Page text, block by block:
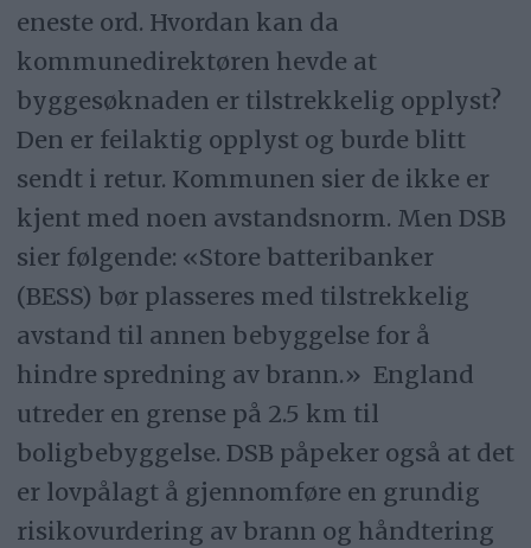
eneste ord. Hvordan kan da
kommunedirektøren hevde at
byggesøknaden er tilstrekkelig opplyst?
Den er feilaktig opplyst og burde blitt
sendt i retur. Kommunen sier de ikke er
kjent med noen avstandsnorm. Men DSB
sier følgende: «Store batteribanker
(BESS) bør plasseres med tilstrekkelig
avstand til annen bebyggelse for å
hindre spredning av brann.» England
utreder en grense på 2.5 km til
boligbebyggelse. DSB påpeker også at det
er lovpålagt å gjennomføre en grundig
risikovurdering av brann og håndtering